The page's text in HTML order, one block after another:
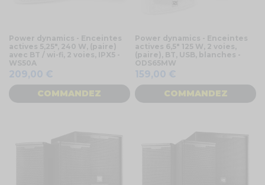
Power dynamics - Enceintes
actives 5,25", 240 W, (paire)
avec BT / wi-fi, 2 voies, IPX5 -
WS50A
209,00 €
COMMANDEZ
Power dynamics - Enceintes
actives 6,5" 125 W, 2 voies,
(paire), BT, USB, blanches -
ODS65MW
159,00 €
COMMANDEZ